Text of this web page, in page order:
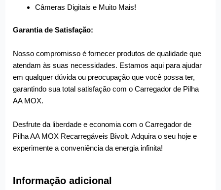
Câmeras Digitais e Muito Mais!
Garantia de Satisfação:
Nosso compromisso é fornecer produtos de qualidade que
atendam às suas necessidades. Estamos aqui para ajudar
em qualquer dúvida ou preocupação que você possa ter,
garantindo sua total satisfação com o Carregador de Pilha
AA MOX.
Desfrute da liberdade e economia com o Carregador de
Pilha AA MOX Recarregáveis Bivolt. Adquira o seu hoje e
experimente a conveniência da energia infinita!
Informação adicional